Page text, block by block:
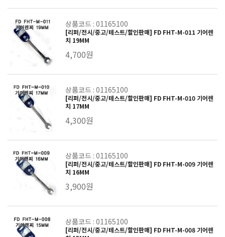
상품코드 : 01165100
[리퍼/전시/중고/테스트/할인판매] FD FHT-M-011 기어렌
치 19MM
4,700원
상품코드 : 01165100
[리퍼/전시/중고/테스트/할인판매] FD FHT-M-010 기어렌
치 17MM
4,300원
상품코드 : 01165100
[리퍼/전시/중고/테스트/할인판매] FD FHT-M-009 기어렌
치 16MM
3,900원
상품코드 : 01165100
[리퍼/전시/중고/테스트/할인판매] FD FHT-M-008 기어렌